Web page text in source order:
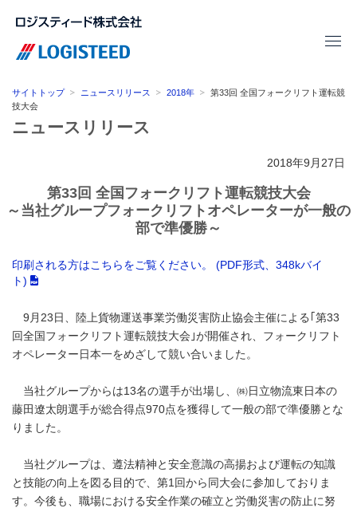
サイトトップ ニュースリリース 2018年
第33回 全国フォークリフト運転競
技大会
ニュースリリース
2018年9月27日
第33回 全国フォークリフト運転競技大会
～当社グループフォークリフトオペレーターが一般の
部で準優勝～
印刷される方はこちらをご覧ください。 (PDF形式、348kバイ
ト)
9月23日、陸上貨物運送事業労働災害防止協会主催による｢第33
回全国フォークリフト運転競技大会｣が開催され、フォークリフト
オペレーター日本一をめざして競い合いました。
当社グループからは13名の選手が出場し、㈱日立物流東日本の
藤田遼太朗選手が総合得点970点を獲得して一般の部で準優勝とな
りました。
当社グループは、遵法精神と安全意識の高揚および運転の知識
と技能の向上を図る目的で、第1回から同大会に参加しておりま
す。今後も、職場における安全作業の確立と労働災害の防止に努